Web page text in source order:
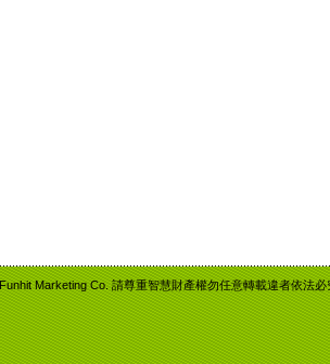
Marketing Co. 請尊重智慧財產權勿任意轉載違者依法必